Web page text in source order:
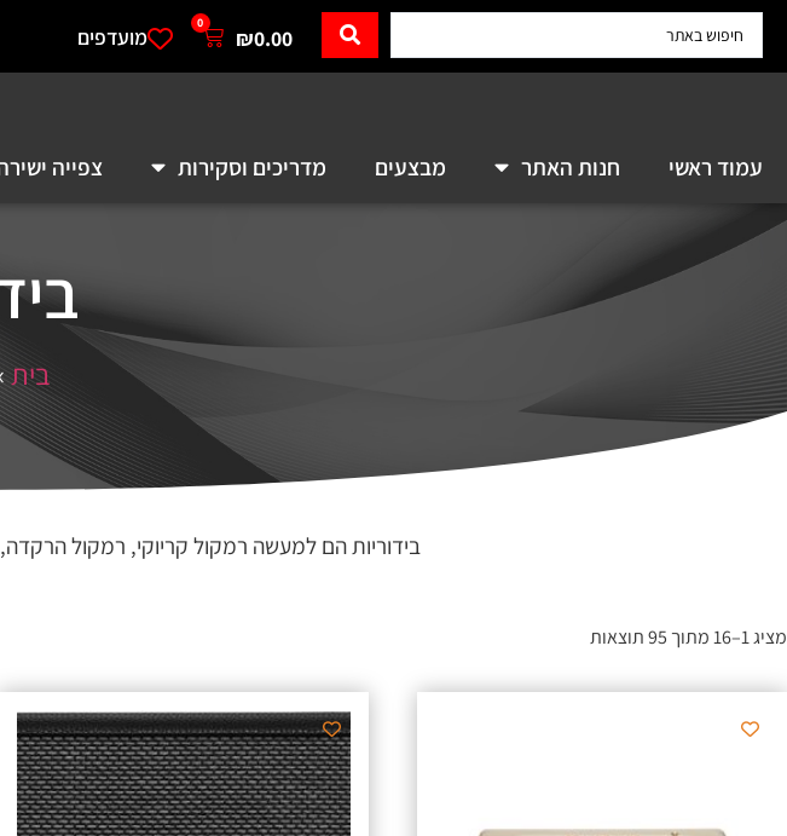
₪0.00
0
מועדפים
עמוד ראשי חנות האתר מבצעים מדריכים וסקירות צפייה
בית
בידוריות הם למעשה רמקול קריוקי, רמקול הרקדה,
מציג 1–16 מתוך 95 תוצאות